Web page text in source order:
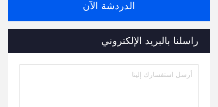
الدردشة الآن
راسلنا بالبريد الإلكتروني